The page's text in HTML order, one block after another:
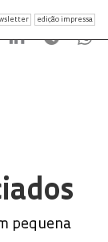
edição impressa
pequena